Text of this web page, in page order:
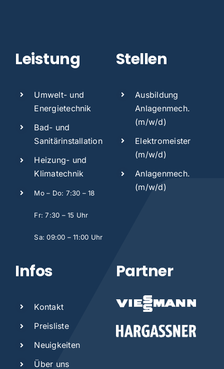
Leistung
Umwelt- und
Energietechnik
Bad- und
Sanitärinstallation
Heizung- und
Klimatechnik
Mo – Do: 7:30 – 18
Fr: 7:30 – 15 Uhr
Sa: 09:00 – 11:00 Uhr
Stellen
Ausbildung
Anlagenmech.
(m/w/d)
Elektromeister
(m/w/d)
Anlagenmech.
(m/w/d)
Infos
Kontakt
Preisliste
Neuigkeiten
Über uns
Partner